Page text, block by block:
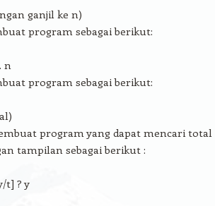
ganjil ke n)
program sebagai berikut:
n
program sebagai berikut:
program yang dapat mencari total
tampilan sebagai berikut :
t] ? y